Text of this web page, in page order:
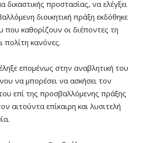
δικαστικής προστασίας, να ελέγξει
διοικητική πράξη εκδόθηκε
που καθορίζουν οι διέποντες τη
πολίτη κανόνες.
επομένως στην αναβλητική του
να μπορέσει να ασκήσει τον
επί της προσβαλλόμενης πράξης
αιτούντα επίκαιρη και λυσιτελή